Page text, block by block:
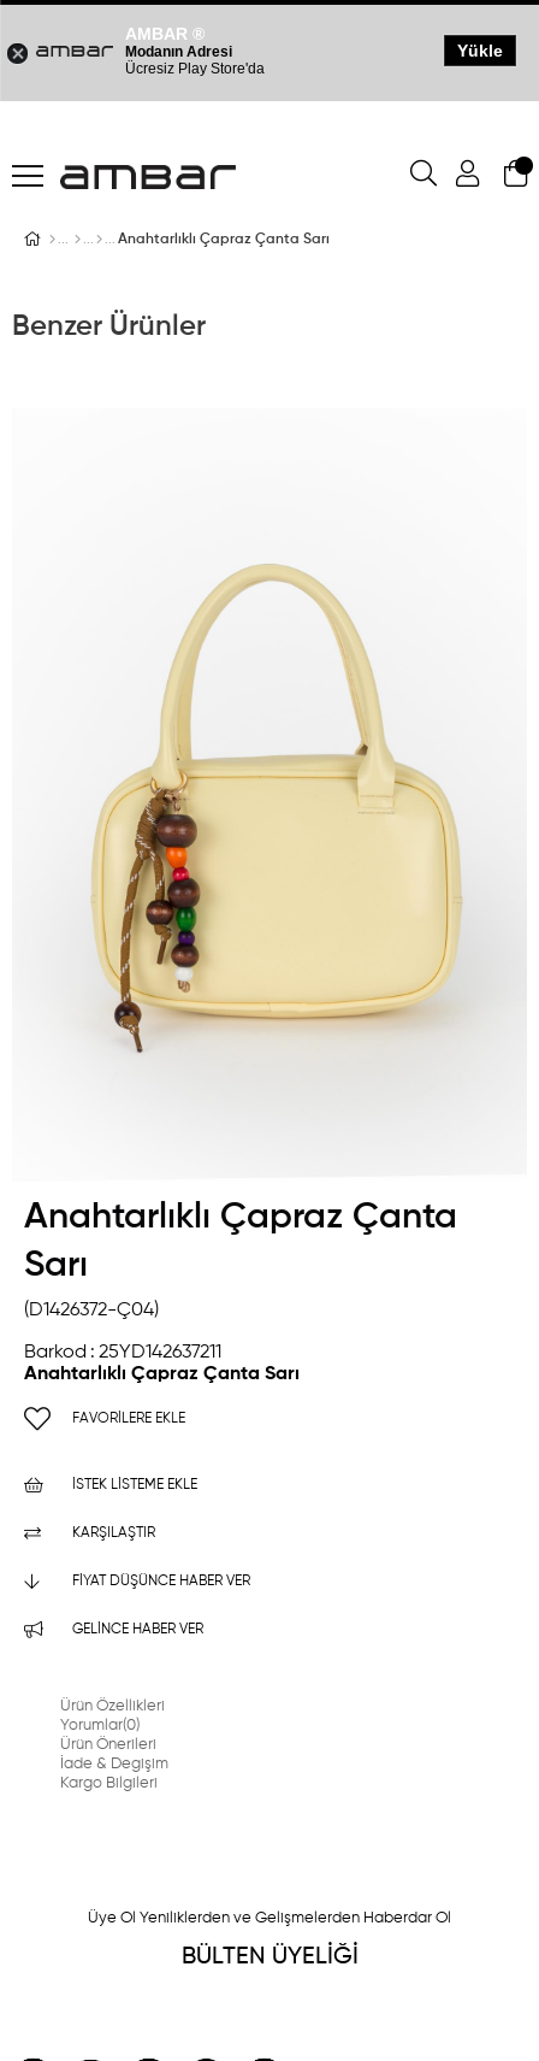
Anahtarlıklı Çapraz Çanta Sarı
Benzer Ürünler
Anahtarlıklı Çapraz Çanta
Sarı
(D1426372-Ç04)
Barkod : 25YD142637211
Anahtarlıklı Çapraz Çanta Sarı
FAVORILERE EKLE
İSTEK LISTEME EKLE
KARŞILAŞTIR
FIYAT DÜŞÜNCE HABER VER
GELINCE HABER VER
Ürün Özellikleri
Yorumlar(0)
Ürün Önerileri
İade & Degişim
Kargo Bilgileri
Üye Ol Yeniliklerden ve Gelişmelerden Haberdar Ol
BÜLTEN ÜYELİĞİ
AMBAR ®
Modanın Adresi
Ücresiz Play Store'da
Yükle